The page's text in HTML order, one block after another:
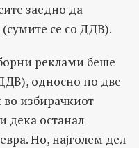
заедно да
(сумите се со ДДВ).
реклами беше
односно по две
во избирачкиот
дека останал
Но, најголем дел